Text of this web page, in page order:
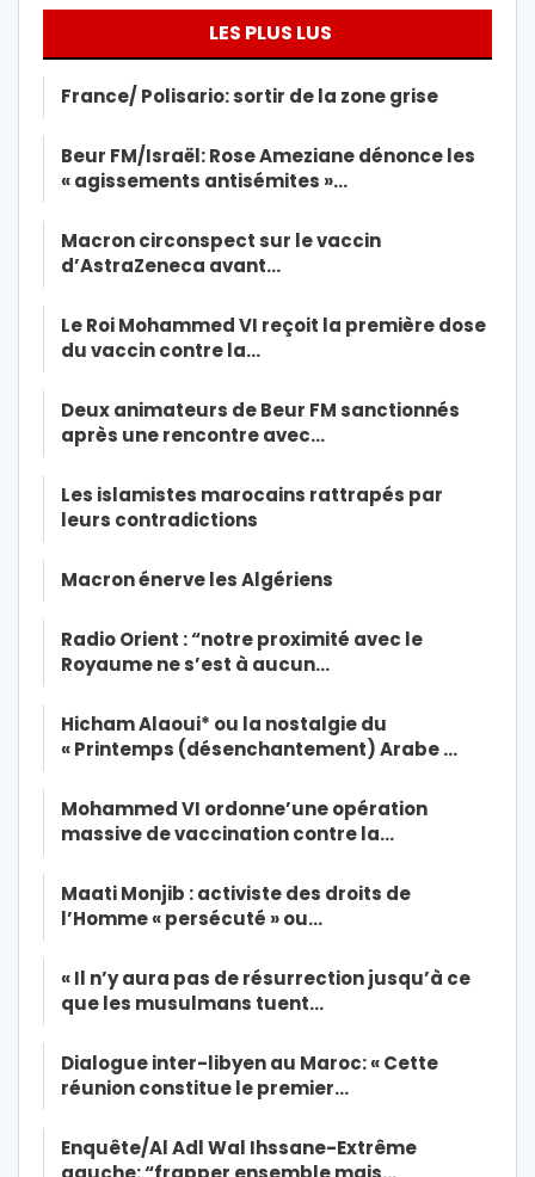
LES PLUS LUS
France/ Polisario: sortir de la zone grise
Beur FM/Israël: Rose Ameziane dénonce les
« agissements antisémites »…
Macron circonspect sur le vaccin
d’AstraZeneca avant…
Le Roi Mohammed VI reçoit la première dose
du vaccin contre la…
Deux animateurs de Beur FM sanctionnés
après une rencontre avec…
Les islamistes marocains rattrapés par
leurs contradictions
Macron énerve les Algériens
Radio Orient : “notre proximité avec le
Royaume ne s’est à aucun…
Hicham Alaoui* ou la nostalgie du
« Printemps (désenchantement) Arabe …
Mohammed VI ordonne’une opération
massive de vaccination contre la…
Maati Monjib : activiste des droits de
l’Homme « persécuté » ou…
« Il n’y aura pas de résurrection jusqu’à ce
que les musulmans tuent…
Dialogue inter-libyen au Maroc: « Cette
réunion constitue le premier…
Enquête/Al Adl Wal Ihssane-Extrême